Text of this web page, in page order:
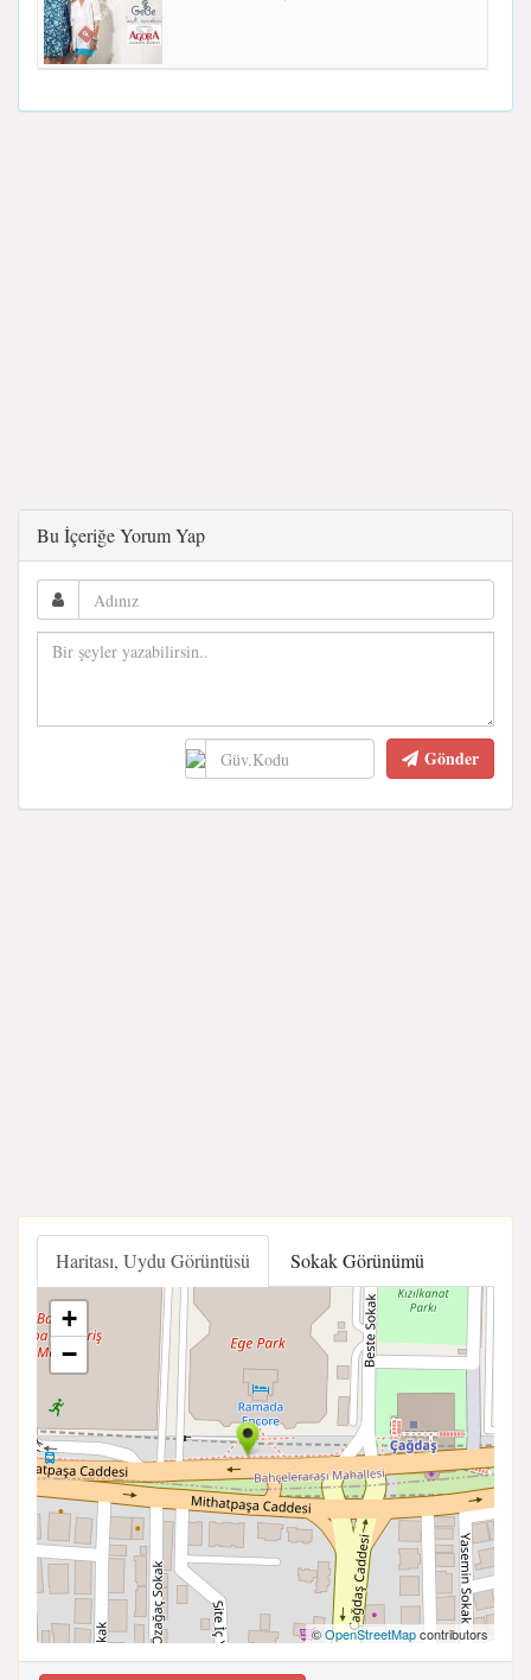
Bu İçeriğe Yorum Yap
Gönder
Haritası, Uydu Görüntüsü Sokak Görünümü
+
−
©OpenStreetMapcontributors